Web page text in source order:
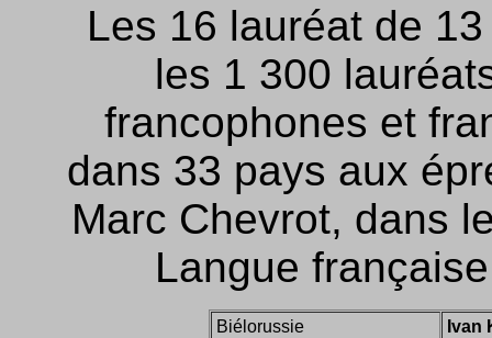
Les 16 lauréat de
les 1 300
francophones et
dans 33 pays aux
Marc Chevrot, dans
Langue
Biélorussie
Ivan